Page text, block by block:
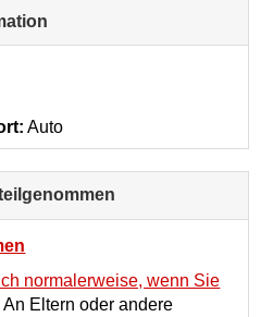
to
Auto
to
normalerweise, wenn Sie
An Eltern oder andere